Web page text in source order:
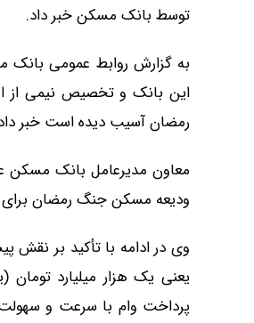
توسط بانک مسکن خبر داد.
به گزارش روابط عمومی بانک
این بانک و تخصیص نیمی از
رمضان آسیب دیده است خبر
ودیعه مسکن جنگ رمضان برای
وی در ادامه با تأکید بر نقش
یعنی یک هزار میلیارد
پرداخت وام با سرعت و